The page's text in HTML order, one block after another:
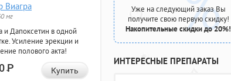
Виагра
мг
и Дапоксетин в одной
Усиление эрекции и
полового акта!
Р Купить
Уже на следующий заказ Вы
получите свою первую скидку!
Накопительные скидки до 20%!
ИНТЕРЕСНЫЕ ПРЕПАРАТЫ